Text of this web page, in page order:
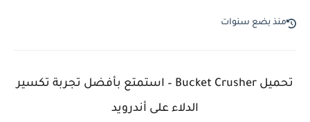
منذ بضع سنوات
تحميل Bucket Crusher – استمتع بأفضل تجربة تكسير
الدلاء على أندرويد